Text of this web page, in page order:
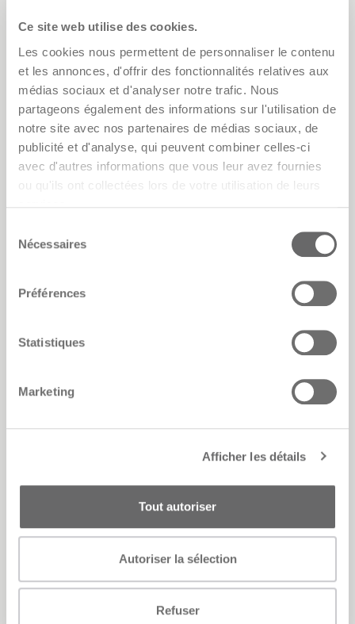
Ce site web utilise des cookies.
Les cookies nous permettent de personnaliser le contenu
et les annonces, d'offrir des fonctionnalités relatives aux
médias sociaux et d'analyser notre trafic. Nous
partageons également des informations sur l'utilisation de
notre site avec nos partenaires de médias sociaux, de
publicité et d'analyse, qui peuvent combiner celles-ci
avec d'autres informations que vous leur avez fournies
ou qu'ils ont collectées lors de votre utilisation de leurs
Nécessaires
Préférences
Statistiques
Marketing
Afficher les détails
Tout autoriser
Autoriser la sélection
Refuser